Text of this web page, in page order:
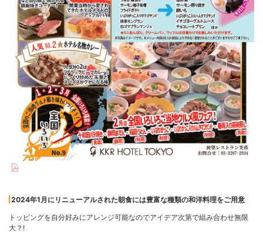
2024年1月にリニューアルされた朝食には豊富な種類の和洋料理をご用意
トッピングを自分好みにアレンジ可能なのでアイデア次第で組み合わせ無限
大？!